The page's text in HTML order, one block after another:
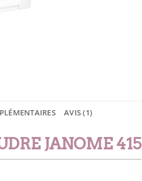
AVIS (1)
JANOME 415